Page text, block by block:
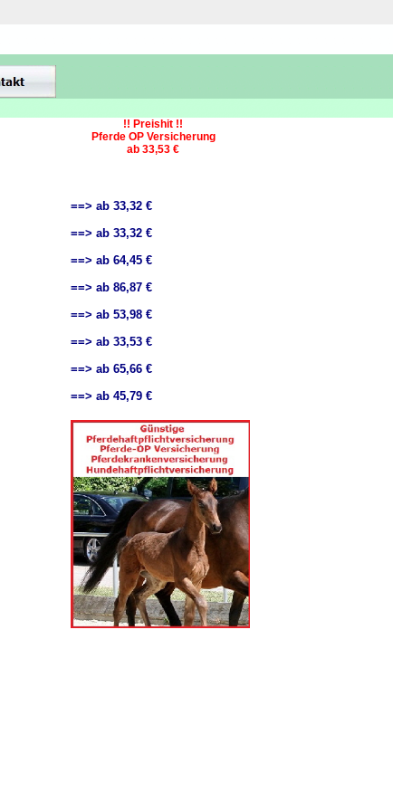
==> ab 33,32 €
==> ab 33,32 €
==> ab 64,45 €
==> ab 86,87 €
==> ab 53,98 €
==> ab 33,53 €
==> ab 65,66 €
==> ab 45,79 €
!! Preishit !!
Pferde OP Versicherung
ab 33,53 €